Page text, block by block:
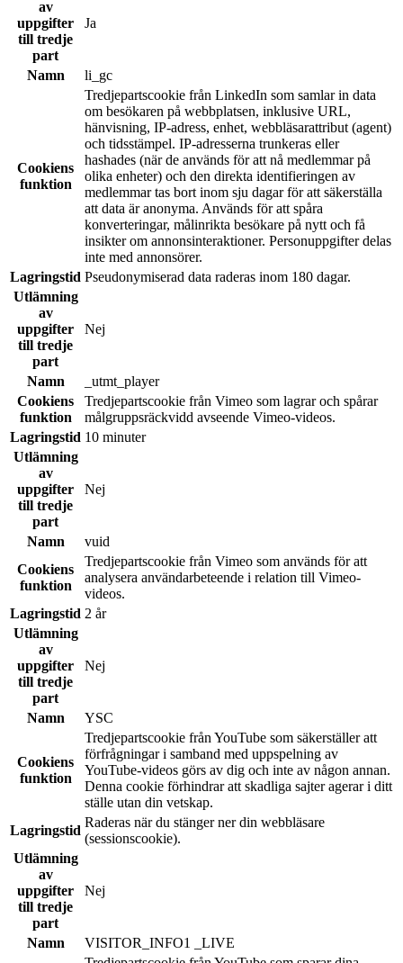
av
uppgifter
till tredje
part
Ja
Namn li_gc
Cookiens
funktion
Tredjepartscookie från LinkedIn som samlar in data
om besökaren på webbplatsen, inklusive URL,
hänvisning, IP-adress, enhet, webbläsarattribut (agent)
och tidsstämpel. IP-adresserna trunkeras eller
hashades (när de används för att nå medlemmar på
olika enheter) och den direkta identifieringen av
medlemmar tas bort inom sju dagar för att säkerställa
att data är anonyma. Används för att spåra
konverteringar, målinrikta besökare på nytt och få
insikter om annonsinteraktioner. Personuppgifter delas
inte med annonsörer.
Lagringstid Pseudonymiserad data raderas inom 180 dagar.
Utlämning
av
uppgifter
till tredje
part
Nej
Namn
_utmt_player
Cookiens
funktion
Tredjepartscookie från Vimeo som lagrar och spårar
målgruppsräckvidd avseende Vimeo-videos.
Lagringstid 10 minuter
Utlämning
av
uppgifter
till tredje
part
Nej
Namn
vuid
Cookiens
funktion
Tredjepartscookie från Vimeo som används för att
analysera användarbeteende i relation till Vimeo-
videos.
Lagringstid 2 år
Utlämning
av
uppgifter
till tredje
part
Nej
Namn YSC
Cookiens
funktion
Tredjepartscookie från YouTube som säkerställer att
förfrågningar i samband med uppspelning av
YouTube-videos görs av dig och inte av någon annan.
Denna cookie förhindrar att skadliga sajter agerar i ditt
ställe utan din vetskap.
Lagringstid
Raderas när du stänger ner din webbläsare
(sessionscookie).
Utlämning
av
uppgifter
till tredje
part
Nej
Namn
VISITOR_INFO1 _LIVE